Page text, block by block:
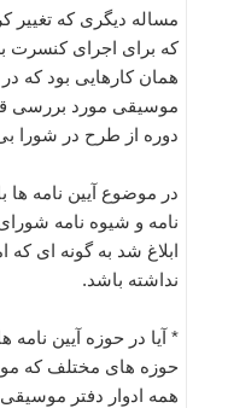
مساله دیگری که تغییر
که برای اجرای کنسرت
همان کارهایی بود که
موسیقی مورد بررسی
دوره از طرح در شورا
در موضوع آیین نامه ها
نامه و شیوه نامه
ابلاغ شد به گونه ای
نداشته باشد.
* آیا در حوزه آیین
حوزه های مختلف که
همه ادوار دفتر